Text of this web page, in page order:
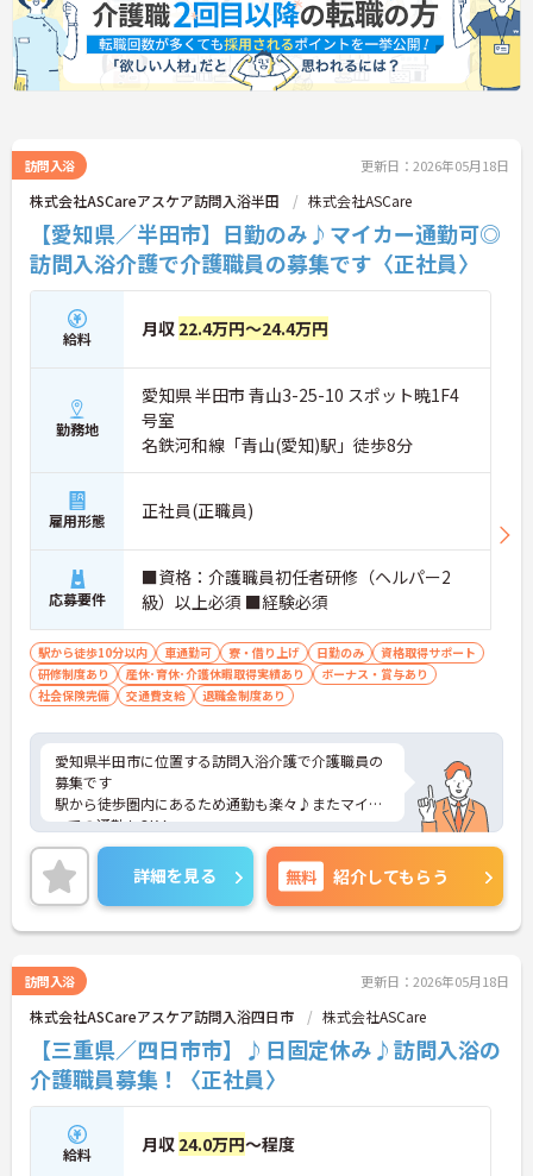
訪問入浴 更新日：2026年05月18日
株式会社ASCareアスケア訪問入浴半田 株式会社ASCare
【愛知県／半田市】日勤のみ♪マイカー通勤可◎
訪問入浴介護で介護職員の募集です〈正社員〉
給料 月収 22.4万円～24.4万円
勤務地
愛知県 半田市 青山3-25-10 スポット暁1F4
号室
名鉄河和線「青山(愛知)駅」徒歩8分
雇用形態 正社員(正職員)
応募要件
■資格：介護職員初任者研修（ヘルパー2
級）以上必須 ■経験必須
駅から徒歩10分以内 車通勤可 寮・借り上げ 日勤のみ
資格取得サポート
研修制度あり
産休･育休･介護休暇取得実績あり
ボーナス・賞与あり
社会保険完備
交通費支給 退職金制度あり
愛知県半田市に位置する訪問入浴介護で介護職員の
募集です
駅から徒歩圏内にあるため通勤も楽々♪またマイカ
ーでの通勤もOK！
土日固定休で日勤のみのお仕事！プライベートとの
両立を目指す方におすすめの環境です◎昇給や賞与
制度があり、頑張りが評価されてしっかりと職員に
還元されます。
こちらの求人にご興味がございましたら面接のポイ
ます。
詳細を見る 無料 紹介してもらう
訪問入浴 更新日：2026年05月18日
株式会社ASCareアスケア訪問入浴四日市 株式会社ASCare
【三重県／四日市市】♪日固定休み♪訪問入浴の
介護職員募集！〈正社員〉
給料 月収 24.0万円～程度